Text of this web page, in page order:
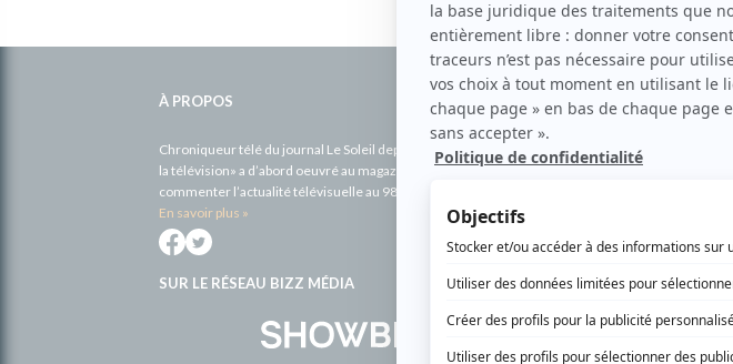
À PROPOS
Chroniqueur télé du journal Le Soleil depuis 2001, Richard Therrien carbure à son petit écran.
la télévision» a d’abord oeuvré au magazine TV Hebdo de 1996 à 2001. Sa spécialité: la télé
commenter l’actualité télévisuelle au 98,5.
En savoir plus »
SUR LE RÉSEAU BIZZ MÉDIA